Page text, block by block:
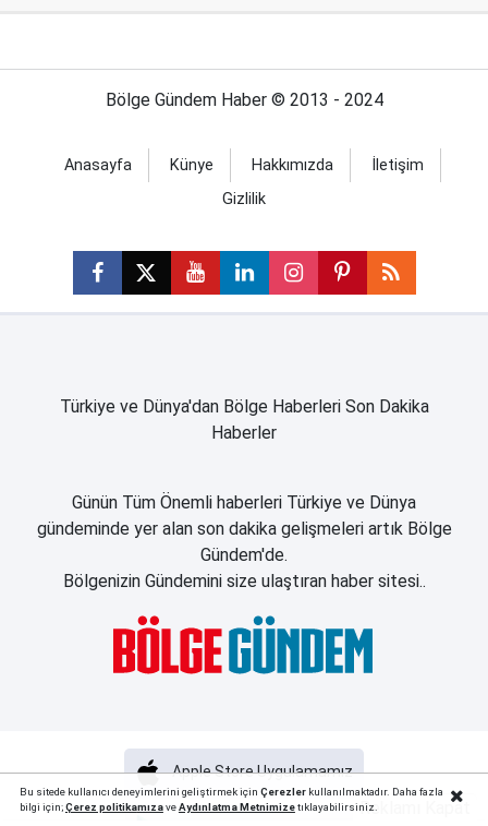
Bölge Gündem Haber © 2013 - 2024
Anasayfa Künye Hakkımızda
İletişim
Gizlilik
Türkiye ve Dünya'dan Bölge Haberleri Son Dakika
Haberler
Günün Tüm Önemli haberleri Türkiye ve Dünya
gündeminde yer alan son dakika gelişmeleri artık Bölge
Gündem'de.
Bölgenizin Gündemini size ulaştıran haber sitesi..
Apple Store Uygulamamız
Bu sitede kullanıcı deneyimlerini geliştirmek için Çerezlerkullanılmaktadır. Daha fazla
bilgi için;Çerez politikamızaveAydınlatma Metnimizetıklayabilirsiniz.Reklamı Kapat